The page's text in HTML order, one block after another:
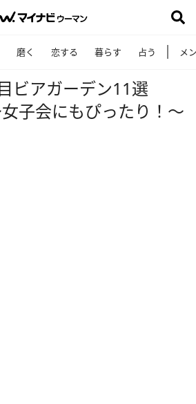
磨く 恋する 暮らす 占う メ
ビアガーデン11選
女子会にもぴったり！～